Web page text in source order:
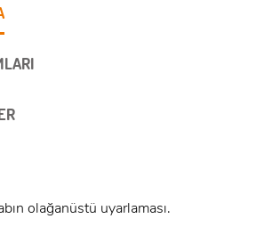
olağanüstü uyarlaması.